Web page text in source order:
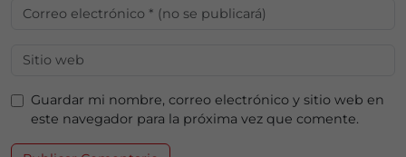
Guardar mi nombre, correo electrónico y sitio web en
este navegador para la próxima vez que comente.